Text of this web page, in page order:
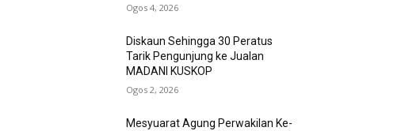
Ogos 4, 2026
Diskaun Sehingga 30 Peratus
Tarik Pengunjung ke Jualan
MADANI KUSKOP
Ogos 2, 2026
Mesyuarat Agung Perwakilan Ke-